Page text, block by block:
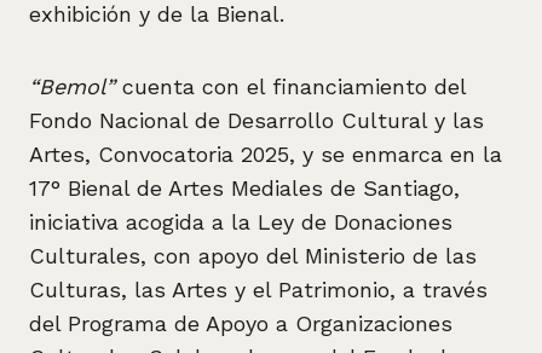
exhibición y de la Bienal.
“Bemol”cuenta con el financiamiento del
Fondo Nacional de Desarrollo Cultural y las
Artes, Convocatoria 2025, y se enmarca en la
17° Bienal de Artes Mediales de Santiago,
iniciativa acogida a la Ley de Donaciones
Culturales, con apoyo del Ministerio de las
Culturas, las Artes y el Patrimonio, a través
del Programa de Apoyo a Organizaciones